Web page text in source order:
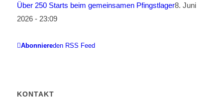
Über 250 Starts beim gemeinsamen Pfingstlager8. Juni
2026 - 23:09
Abonniereden RSS Feed
KONTAKT